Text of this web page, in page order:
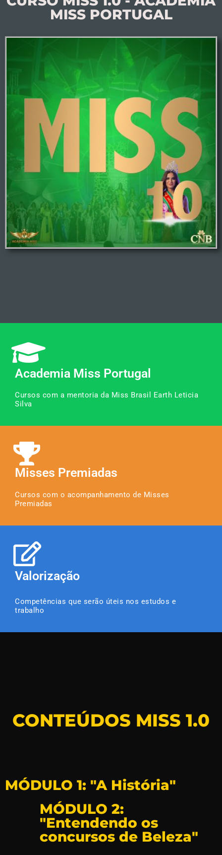
MISS PORTUGAL
Academia Miss Portugal
Cursos com a mentoria da Miss Brasil Earth Leticia
Silva
Misses Premiadas
Cursos com o acompanhamento de Misses
Premiadas
Valorização
Competências que serão úteis nos estudos e
trabalho
CONTEÚDOS MISS 1.0
MÓDULO 1: "A História"
MÓDULO 2:
"Entendendo os
concursos de Beleza"